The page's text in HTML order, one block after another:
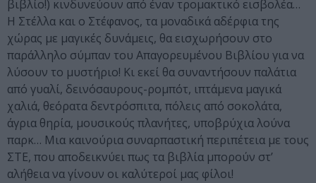
βιβλίο!) κινδυνεύουν από έναν τρομακτικό εισβολέα…
Η Στέλλα και ο Στέφανος, τα μοναδικά αδέρφια της
χώρας με μαγικές δυνάμεις, θα εισχωρήσουν στο
παράλληλο σύμπαν του Απαγορευμένου Βιβλίου για να
λύσουν το μυστήριο! Κι εκεί θα συναντήσουν παλάτια
από γυαλί, δεινόσαυρους-ρομπότ, ιπτάμενα μαγικά
χαλιά, θεόρατα δεντρόσπιτα, πόλεις από σοκολάτα,
άγρια θηρία, μουσικούς πλανήτες, υποβρύχια λούνα
παρκ… Μια καινούρια συναρπαστική περιπέτεια με τους
ΣΤΕ, που αποδεικνύει πως τα βιβλία μπορούν στ’
αλήθεια να γίνουν οι καλύτεροί μας φίλοι!